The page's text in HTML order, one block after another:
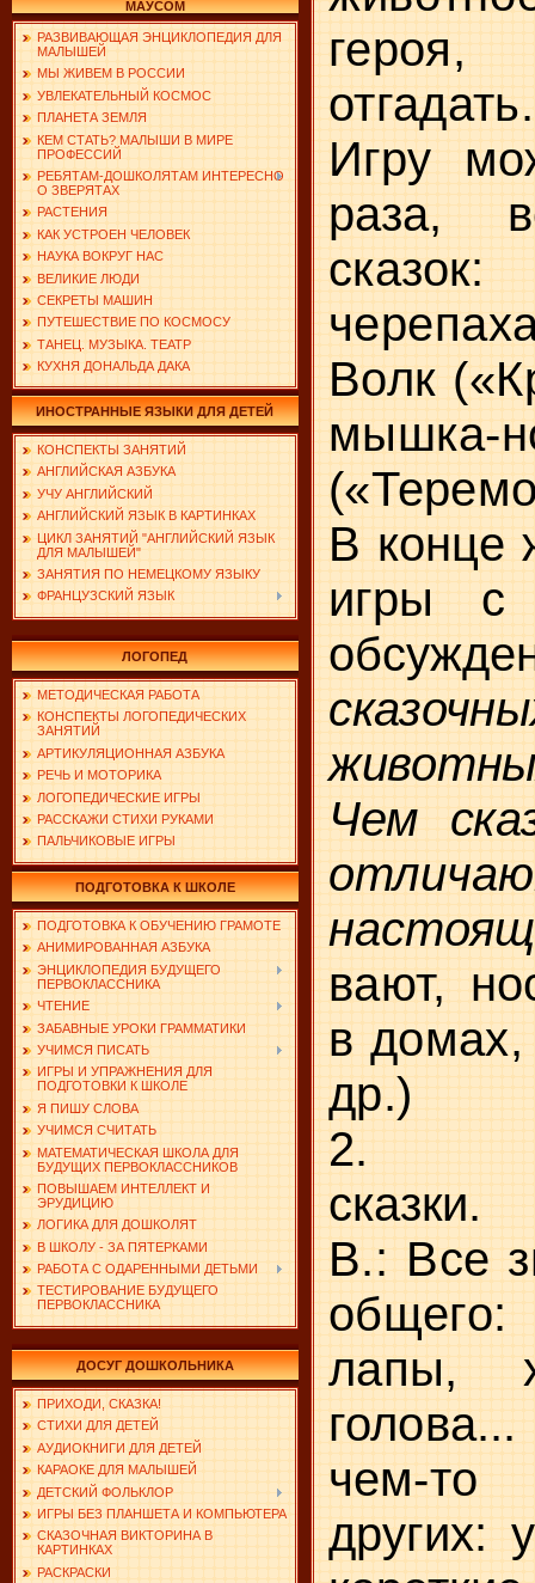
МАУСОМ
РАЗВИВАЮЩАЯ ЭНЦИКЛОПЕДИЯ ДЛЯ
МАЛЫШЕЙ
МЫ ЖИВЕМ В РОССИИ
УВЛЕКАТЕЛЬНЫЙ КОСМОС
ПЛАНЕТА ЗЕМЛЯ
КЕМ СТАТЬ? МАЛЫШИ В МИРЕ
ПРОФЕССИЙ
РЕБЯТАМ-ДОШКОЛЯТАМ ИНТЕРЕСНО
О ЗВЕРЯТАХ
РАСТЕНИЯ
КАК УСТРОЕН ЧЕЛОВЕК
НАУКА ВОКРУГ НАС
ВЕЛИКИЕ ЛЮДИ
СЕКРЕТЫ МАШИН
ПУТЕШЕСТВИЕ ПО КОСМОСУ
ТАНЕЦ. МУЗЫКА. ТЕАТР
КУХНЯ ДОНАЛЬДА ДАКА
ИНОСТРАННЫЕ ЯЗЫКИ ДЛЯ ДЕТЕЙ
КОНСПЕКТЫ ЗАНЯТИЙ
АНГЛИЙСКАЯ АЗБУКА
УЧУ АНГЛИЙСКИЙ
АНГЛИЙСКИЙ ЯЗЫК В КАРТИНКАХ
ЦИКЛ ЗАНЯТИЙ "АНГЛИЙСКИЙ ЯЗЫК
ДЛЯ МАЛЫШЕЙ"
ЗАНЯТИЯ ПО НЕМЕЦКОМУ ЯЗЫКУ
ФРАНЦУЗСКИЙ ЯЗЫК
ЛОГОПЕД
МЕТОДИЧЕСКАЯ РАБОТА
КОНСПЕКТЫ ЛОГОПЕДИЧЕСКИХ
ЗАНЯТИЙ
АРТИКУЛЯЦИОННАЯ АЗБУКА
РЕЧЬ И МОТОРИКА
ЛОГОПЕДИЧЕСКИЕ ИГРЫ
РАССКАЖИ СТИХИ РУКАМИ
ПАЛЬЧИКОВЫЕ ИГРЫ
ПОДГОТОВКА К ШКОЛЕ
ПОДГОТОВКА К ОБУЧЕНИЮ ГРАМОТЕ
АНИМИРОВАННАЯ АЗБУКА
ЭНЦИКЛОПЕДИЯ БУДУЩЕГО
ПЕРВОКЛАССНИКА
ЧТЕНИЕ
ЗАБАВНЫЕ УРОКИ ГРАММАТИКИ
УЧИМСЯ ПИСАТЬ
ИГРЫ И УПРАЖНЕНИЯ ДЛЯ
ПОДГОТОВКИ К ШКОЛЕ
Я ПИШУ СЛОВА
УЧИМСЯ СЧИТАТЬ
МАТЕМАТИЧЕСКАЯ ШКОЛА ДЛЯ
БУДУЩИХ ПЕРВОКЛАССНИКОВ
ПОВЫШАЕМ ИНТЕЛЛЕКТ И
ЭРУДИЦИЮ
ЛОГИКА ДЛЯ ДОШКОЛЯТ
В ШКОЛУ - ЗА ПЯТЕРКАМИ
РАБОТА С ОДАРЕННЫМИ ДЕТЬМИ
ТЕСТИРОВАНИЕ БУДУЩЕГО
ПЕРВОКЛАССНИКА
ДОСУГ ДОШКОЛЬНИКА
ПРИХОДИ, СКАЗКА!
СТИХИ ДЛЯ ДЕТЕЙ
АУДИОКНИГИ ДЛЯ ДЕТЕЙ
КАРАОКЕ ДЛЯ МАЛЫШЕЙ
ДЕТСКИЙ ФОЛЬКЛОР
ИГРЫ БЕЗ ПЛАНШЕТА И КОМПЬЮТЕРА
СКАЗОЧНАЯ ВИКТОРИНА В
КАРТИНКАХ
РАСКРАСКИ
героя,
отгадать.
Игру
раза,
Волк
мышка-
В конце
игры с
обсуж­
Чем
вают,
в домах,
др.)
2.
сказки.
В.: Все
лапы,
чем-
других: